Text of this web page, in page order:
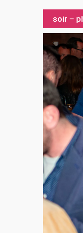
soir –